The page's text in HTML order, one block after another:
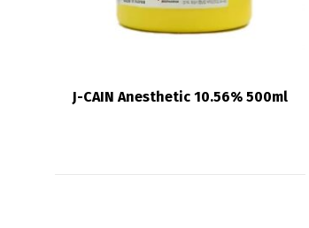
J-CAIN Anesthetic 10.56% 500ml